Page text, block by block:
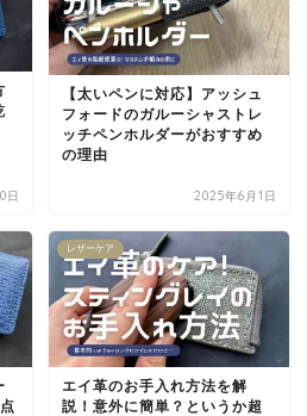
日
【太いペンに対応】アッシュ
フォードのガルーシャストレ
ッチペンホルダーがおすすめ
の理由
2025年6月1日
レザーケア
エイ革のお手入れ方法を解
説！意外に簡単？というか超